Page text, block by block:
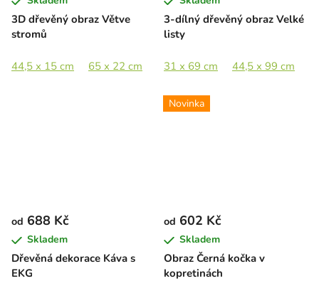
3D dřevěný obraz Větve
stromů
44,5 x 15 cm 65 x 22 cm 89 x 30,5 cm 133 x 45,5 cm
3-dílný dřevěný obraz Velké
listy
31 x 69 cm 44,5 x 99 cm
Dřevěná dekorace Káva s
EKG
od 688 Kč
Skladem
Novinka
Obraz Černá kočka v
kopretinách
od 602 Kč
Skladem